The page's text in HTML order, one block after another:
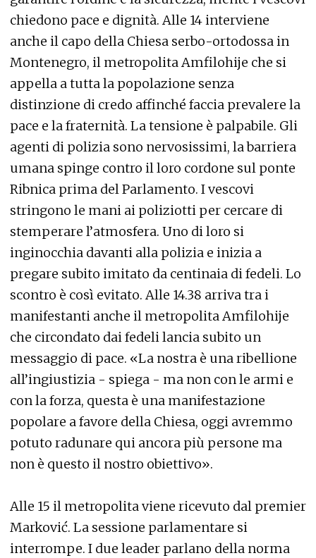
chiedono pace e dignità. Alle 14 interviene
anche il capo della Chiesa serbo-ortodossa in
Montenegro, il metropolita Amfilohije che si
appella a tutta la popolazione senza
distinzione di credo affinché faccia prevalere la
pace e la fraternità. La tensione è palpabile. Gli
agenti di polizia sono nervosissimi, la barriera
umana spinge contro il loro cordone sul ponte
Ribnica prima del Parlamento. I vescovi
stringono le mani ai poliziotti per cercare di
stemperare l’atmosfera. Uno di loro si
inginocchia davanti alla polizia e inizia a
pregare subito imitato da centinaia di fedeli. Lo
scontro è così evitato. Alle 14.38 arriva tra i
manifestanti anche il metropolita Amfilohije
che circondato dai fedeli lancia subito un
messaggio di pace. «La nostra è una ribellione
all’ingiustizia - spiega - ma non con le armi e
con la forza, questa è una manifestazione
popolare a favore della Chiesa, oggi avremmo
potuto radunare qui ancora più persone ma
non è questo il nostro obiettivo».
Alle 15 il metropolita viene ricevuto dal premier
Marković. La sessione parlamentare si
interrompe. I due leader parlano della norma